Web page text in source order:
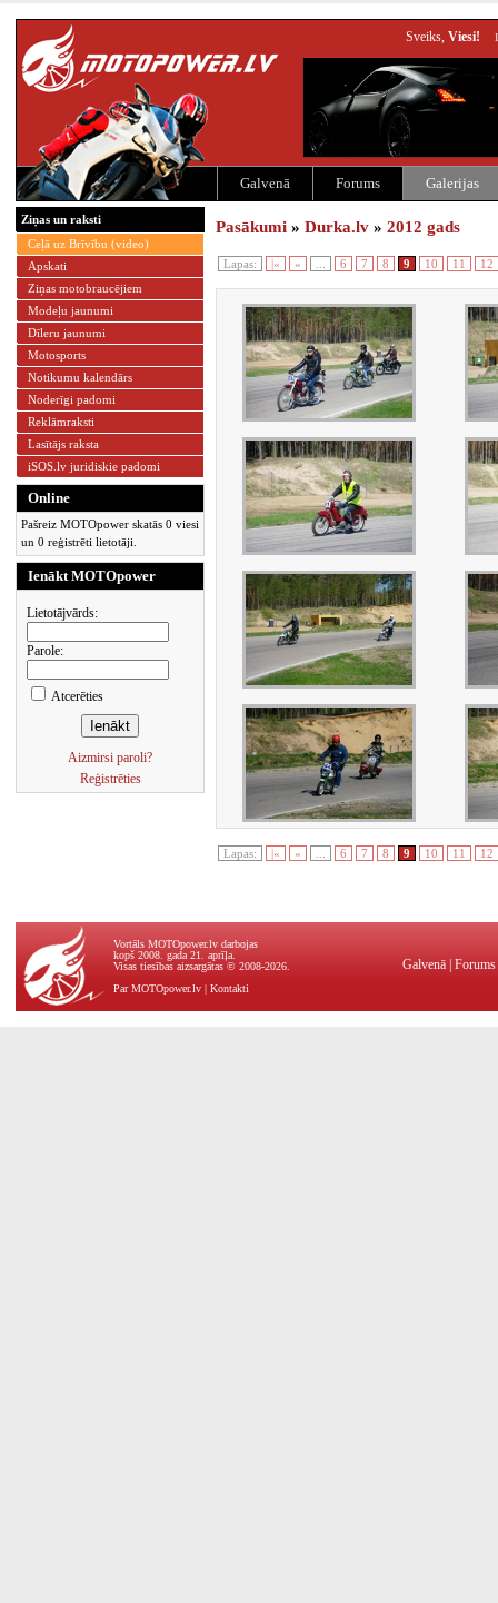
Sveiks, Viesi!
Galvenā Forums Galerijas
Ziņas un raksti
Ceļā uz Brīvību (video)
Apskati
Ziņas motobraucējiem
Modeļu jaunumi
Dīleru jaunumi
Motosports
Notikumu kalendārs
Noderīgi padomi
Reklāmraksti
Lasītājs raksta
iSOS.lv juridiskie padomi
Online
Pašreiz MOTOpower skatās 0 viesi
un 0 reģistrēti lietotāji.
Ienākt MOTOpower
Lietotājvārds:
Parole:
Atcerēties
Aizmirsi paroli?
Reģistrēties
Pasākumi » Durka.lv » 2012 gads
Lapas: |« « 6 7 8 9 10 11 12
Lapas: |« « 6 7 8 9 10 11 12
Vortāls MOTOpower.lv darbojas
kopš 2008. gada 21. aprīļa.
Visas tiesības aizsargātas © 2008-2026.
Par MOTOpower.lv | Kontakti
Galvenā Forums